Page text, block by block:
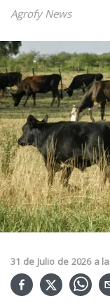
Agrofy News
31 de Julio de 2026 a